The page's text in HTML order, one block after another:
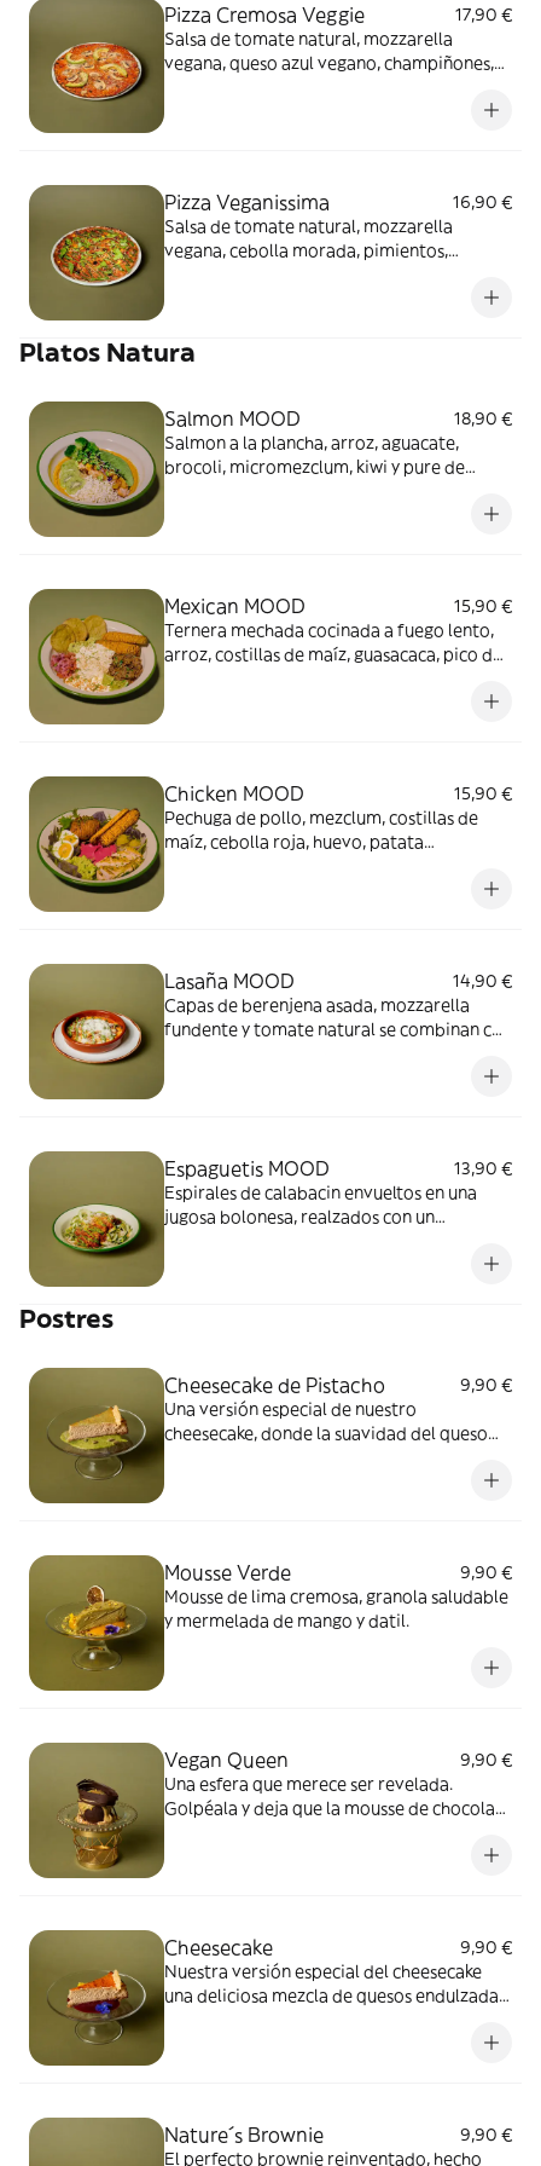
Pizza Cremosa Veggie
17,90 €
Salsa de tomate natural, mozzarella
vegana, queso azul vegano, champiñones,
Pizza Veganissima
16,90 €
Salsa de tomate natural, mozzarella
vegana, cebolla morada, pimientos,
Platos Natura
Salmon MOOD
18,90 €
Salmon a la plancha, arroz, aguacate,
brocoli, micromezclum, kiwi y pure de
Mexican MOOD
15,90 €
Ternera mechada cocinada a fuego lento,
arroz, costillas de maíz, guasacaca, pico de
Chicken MOOD
15,90 €
Pechuga de pollo, mezclum, costillas de
maíz, cebolla roja, huevo, patata
Lasaña MOOD
14,90 €
Capas de berenjena asada, mozzarella
fundente y tomate natural se combinan con
El Grana Padano, el pesto de almendras y la
Espaguetis MOOD
13,90 €
Espirales de calabacin envueltos en una
jugosa bolonesa, realzados con un
Grana Padano y la frescura de la albahaca
Postres
Cheesecake de Pistacho
9,90 €
Una versión especial de nuestro
cheesecake, donde la suavidad del queso
matcha y la cremosidad del pistacho. Con
Mousse Verde
9,90 €
Mousse de lima cremosa, granola saludable
y mermelada de mango y datil.
Vegan Queen
9,90 €
Una esfera que merece ser revelada.
Golpéala y deja que la mousse de chocolate
Cheesecake
9,90 €
Nuestra versión especial del cheesecake
una deliciosa mezcla de quesos endulzada
Acompañado de una mermelada saludable
Nature´s Brownie
9,90 €
El perfecto brownie reinventado, hecho